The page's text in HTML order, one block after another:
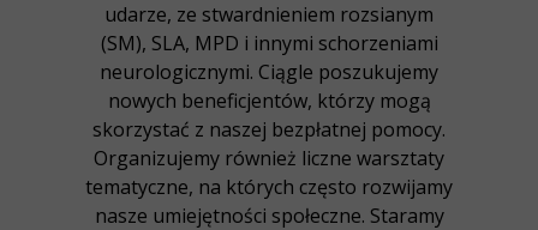
udarze, ze stwardnieniem rozsianym
(SM), SLA, MPD i innymi schorzeniami
neurologicznymi. Ciągle poszukujemy
nowych beneficjentów, którzy mogą
skorzystać z naszej bezpłatnej pomocy.
Organizujemy również liczne warsztaty
tematyczne, na których często rozwijamy
nasze umiejętności społeczne. Staramy